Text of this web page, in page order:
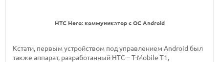
HTC Hero: коммуникатор с ОС Android
Кстати, первым устройством под управлением Android был
также аппарат, разработанный HTC – T-Mobile T1,